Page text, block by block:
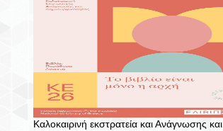
Καλοκαιρινή εκστρατεία και Ανάγνωσης και